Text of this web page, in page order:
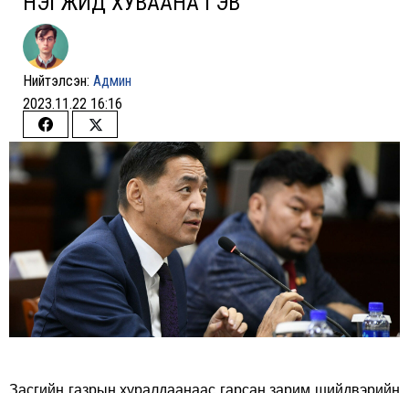
Нийтэлсэн: Админ
2023.11.22 16:16
Share
on
Facebook
Share
on
Twitter
Засгийн газрын хуралдаанаас гарсан зарим шийдвэрийн